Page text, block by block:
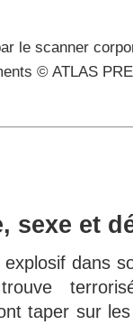
le scanner
© ATLAS
sexe et
dans
taper sur